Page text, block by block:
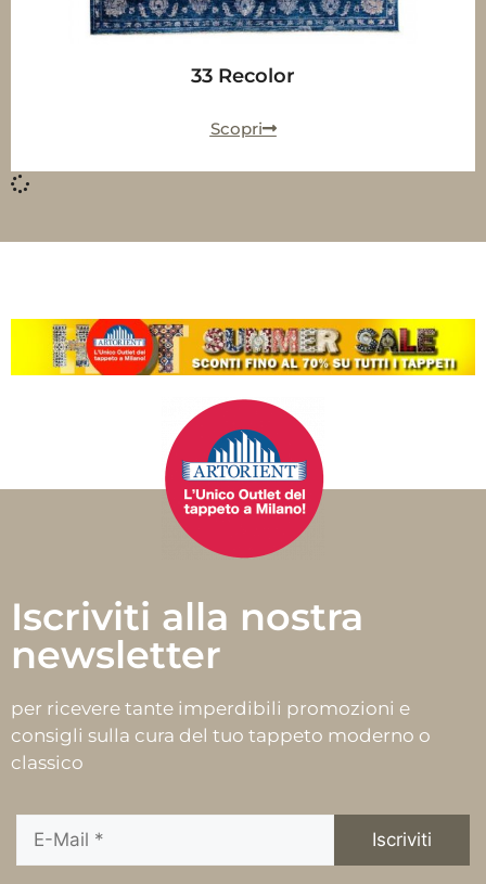
33 Recolor
Scopri
Iscriviti alla nostra
newsletter
per ricevere tante imperdibili promozioni e
consigli sulla cura del tuo tappeto moderno o
classico